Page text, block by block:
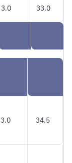
3.0 33.0
3.0 34.5